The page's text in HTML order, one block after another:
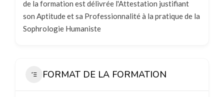
de la formation est délivrée l'Attestation justifiant
son Aptitude et sa Professionnalité à la pratique de la
Sophrologie Humaniste
FORMAT DE LA FORMATION